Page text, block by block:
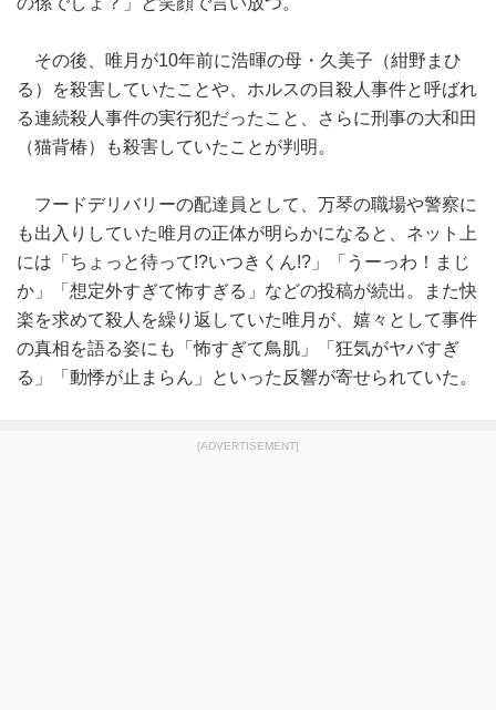
その後、唯月が10年前に浩暉の母・久美子（紺野まひ
る）を殺害していたことや、ホルスの目殺人事件と呼ばれ
る連続殺人事件の実行犯だったこと、さらに刑事の大和田
（猫背椿）も殺害していたことが判明。
フードデリバリーの配達員として、万琴の職場や警察に
も出入りしていた唯月の正体が明らかになると、ネット上
には「ちょっと待って!?いつきくん!?」「うーっわ！まじ
か」「想定外すぎて怖すぎる」などの投稿が続出。また快
楽を求めて殺人を繰り返していた唯月が、嬉々として事件
の真相を語る姿にも「怖すぎて鳥肌」「狂気がヤバすぎ
る」「動悸が止まらん」といった反響が寄せられていた。
[ADVERTISEMENT]